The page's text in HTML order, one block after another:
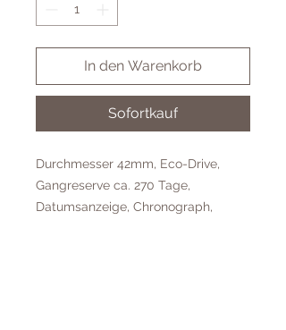
In den Warenkorb
Sofortkauf
Durchmesser 42mm, Eco-Drive,
Gangreserve ca. 270 Tage,
Datumsanzeige, Chronograph,